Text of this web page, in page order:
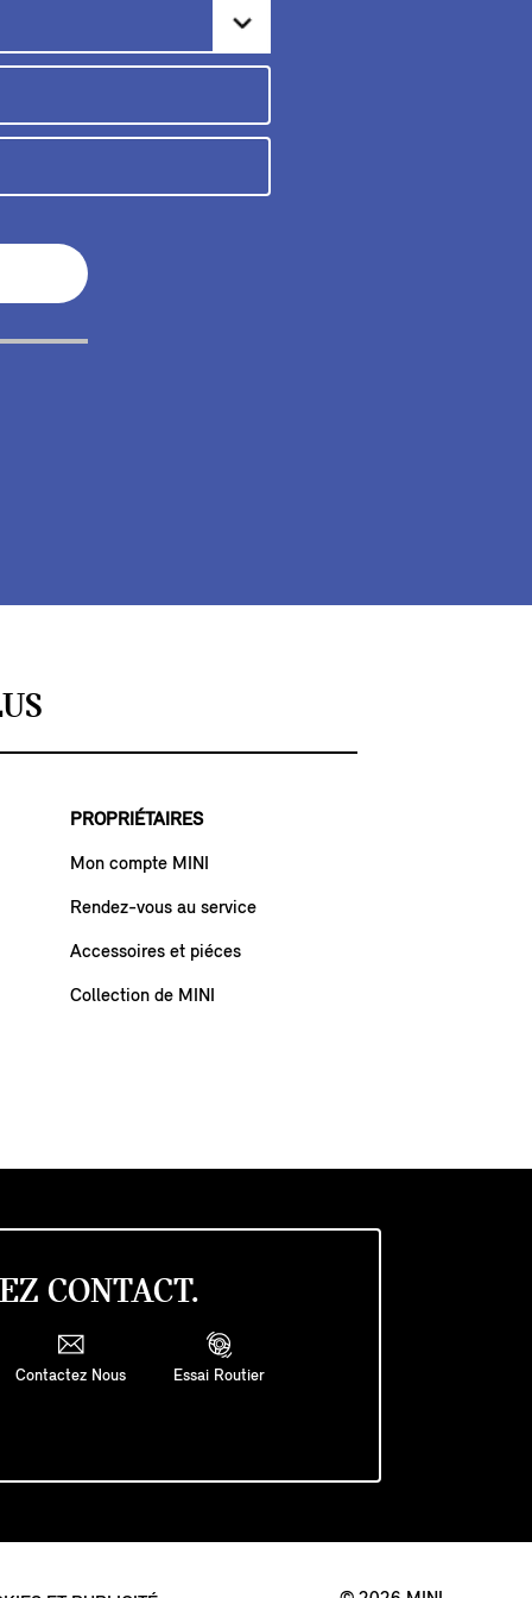
PROPRIÉTAIRES
Mon compte MINI
Rendez-vous au service
Accessoires et piéces
Collection de MINI
CONTACT.
Contactez Nous Essai Routier